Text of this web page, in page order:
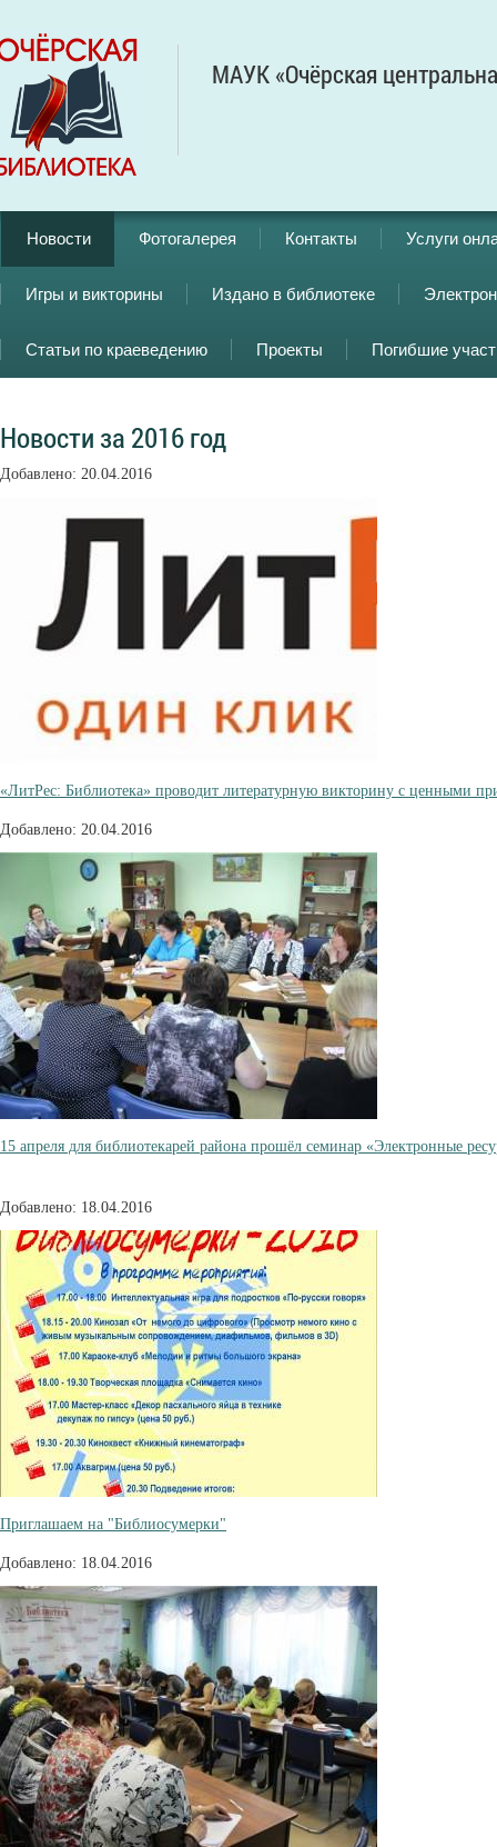
МАУК «Очёрская
Новости Фотогалерея Контакты Услуги
Игры и викторины Издано в библиотеке
Статьи по краеведению Проекты Погибшие
Новости за 2016 год
Добавлено: 20.04.2016
«ЛитРес: Библиотека» проводит литературную викторину с ценными
Добавлено: 20.04.2016
15 апреля для библиотекарей района прошёл семинар «Электронные
Добавлено: 18.04.2016
Приглашаем на "Библиосумерки"
Добавлено: 18.04.2016